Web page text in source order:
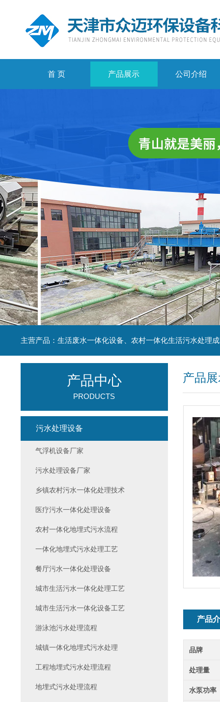
首 页 产品展示 公司介绍
主营产品：生活废水一体化设备、农村一体化生活污水处理
产品
产品
品牌
处理量
水泵功率
产品中心
PRODUCTS
污水处理设备
气浮机设备厂家
污水处理设备厂家
乡镇农村污水一体化处理技术
医疗污水一体化处理设备
农村一体化地埋式污水流程
一体化地埋式污水处理工艺
餐厅污水一体化处理设备
城市生活污水一体化处理工艺
城市生活污水一体化设备工艺
游泳池污水处理流程
城镇一体化地埋式污水处理
工程地埋式污水处理流程
地埋式污水处理流程